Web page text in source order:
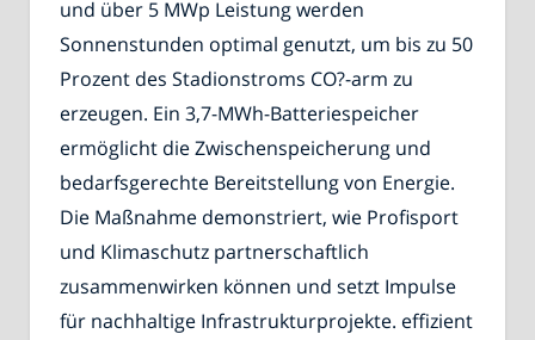
und über 5 MWp Leistung werden
Sonnenstunden optimal genutzt, um bis zu 50
Prozent des Stadionstroms CO?-arm zu
erzeugen. Ein 3,7-MWh-Batteriespeicher
ermöglicht die Zwischenspeicherung und
bedarfsgerechte Bereitstellung von Energie.
Die Maßnahme demonstriert, wie Profisport
und Klimaschutz partnerschaftlich
zusammenwirken können und setzt Impulse
für nachhaltige Infrastrukturprojekte. effizient